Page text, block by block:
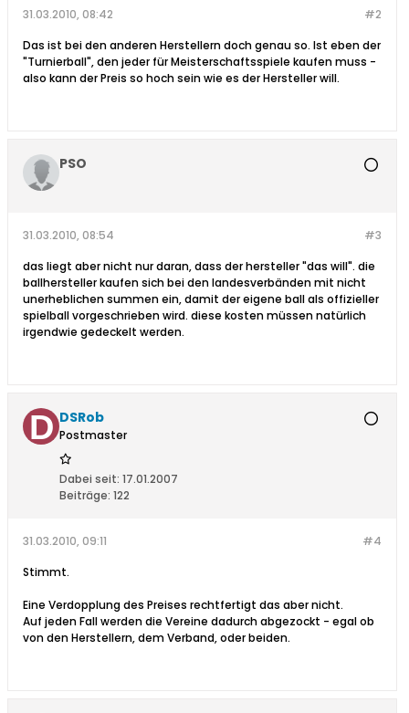
#2
31.03.2010, 08:42
Das ist bei den anderen Herstellern doch genau so. Ist eben der
"Turnierball", den jeder für Meisterschaftsspiele kaufen muss -
also kann der Preis so hoch sein wie es der Hersteller will.
PSO
#3
31.03.2010, 08:54
das liegt aber nicht nur daran, dass der hersteller "das will". die
ballhersteller kaufen sich bei den landesverbänden mit nicht
unerheblichen summen ein, damit der eigene ball als offizieller
spielball vorgeschrieben wird. diese kosten müssen natürlich
irgendwie gedeckelt werden.
DSRob
Postmaster
Dabei seit: 17.01.2007
Beiträge: 122
#4
31.03.2010, 09:11
Stimmt.
Eine Verdopplung des Preises rechtfertigt das aber nicht.
Auf jeden Fall werden die Vereine dadurch abgezockt - egal ob
von den Herstellern, dem Verband, oder beiden.